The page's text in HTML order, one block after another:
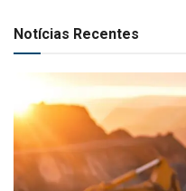
Notícias Recentes